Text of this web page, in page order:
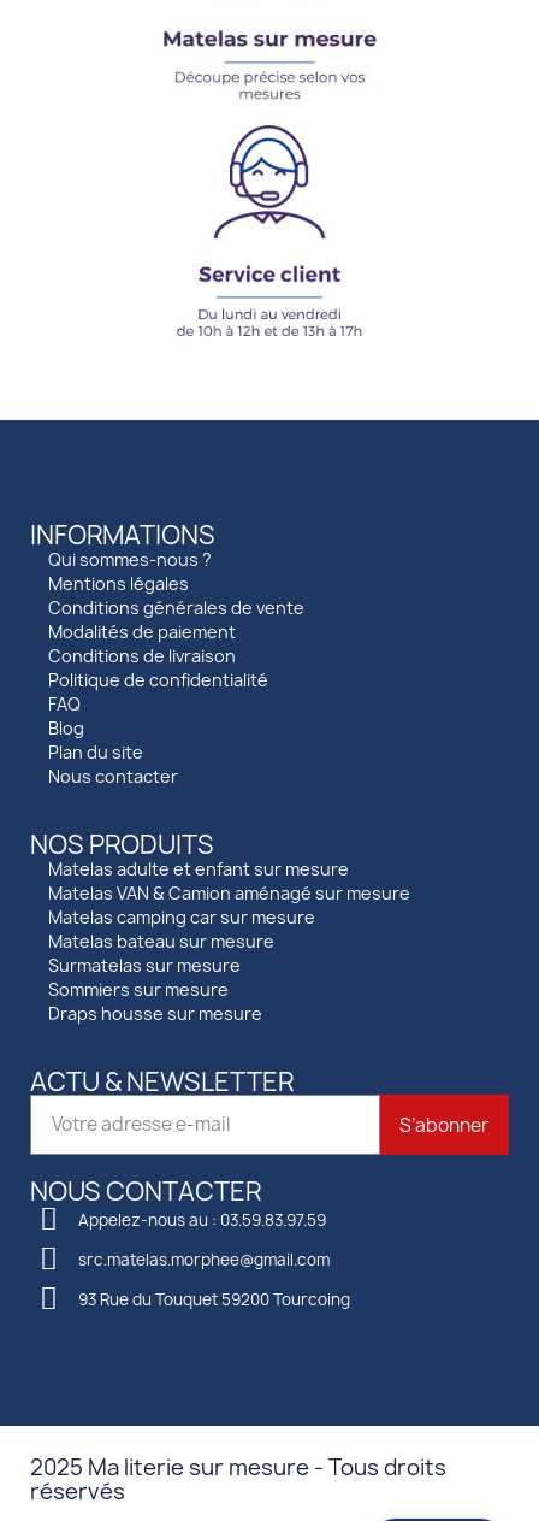
INFORMATIONS
Qui sommes-nous ?
Mentions légales
Conditions générales de vente
Modalités de paiement
Conditions de livraison
Politique de confidentialité
FAQ
Blog
Plan du site
Nous contacter
NOS PRODUITS
Matelas adulte et enfant sur mesure
Matelas VAN & Camion aménagé sur mesure
Matelas camping car sur mesure
Matelas bateau sur mesure
Surmatelas sur mesure
Sommiers sur mesure
Draps housse sur mesure
ACTU & NEWSLETTER
S’abonner
NOUS CONTACTER
Appelez-nous au : 03.59.83.97.59
src.matelas.morphee@gmail.com
93 Rue du Touquet 59200 Tourcoing
2025 Ma literie sur mesure - Tous droits
réservés